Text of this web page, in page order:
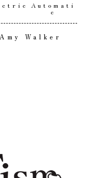
Automati
c
Amy Walker